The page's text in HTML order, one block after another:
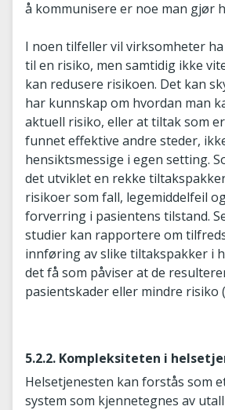
å kommunisere er noe man gjør
I noen tilfeller vil virksomheter
til en risiko, men samtidig ikke
kan redusere risikoen. Det kan
har kunnskap om hvordan man
aktuell risiko, eller at tiltak som
funnet effektive andre steder,
hensiktsmessige i egen setting.
det utviklet en rekke
risikoer som fall, legemiddelfeil
forverring i pasientens tilstand.
studier kan rapportere om
innføring av slike tiltakspakker i
det få som påviser at de
pasientskader eller mindre risiko
5.2.2. Kompleksiteten i
Helsetjenesten kan forstås som
system som kjennetegnes av